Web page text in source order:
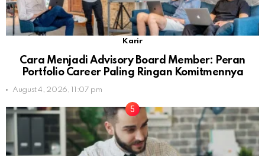
Karir
Cara Menjadi Advisory Board Member: Peran
Portfolio Career Paling Ringan Komitmennya
August 4, 2026, 11:07 pm